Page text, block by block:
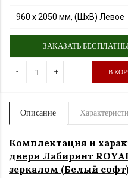
960 х 2050 мм, (ШхВ) Левое
ЗАКАЗАТЬ
- + В
Описание
Комплектация и
двери Лабиринт
зеркалом (Белый